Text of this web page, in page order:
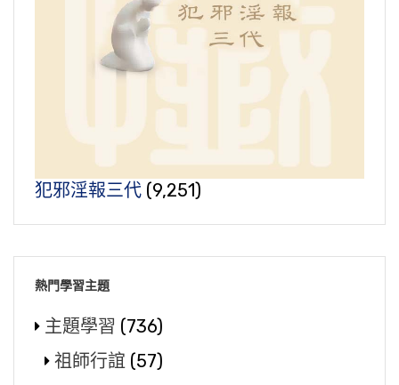
犯邪淫報三代 (9,251)
熱門學習主題
主題學習 (736)
祖師行誼 (57)